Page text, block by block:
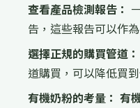
查看產品檢測報告：
告，這些報告可以作
選擇正規的購買管道：
道購買，可以降低買
有機奶粉的考量： 有